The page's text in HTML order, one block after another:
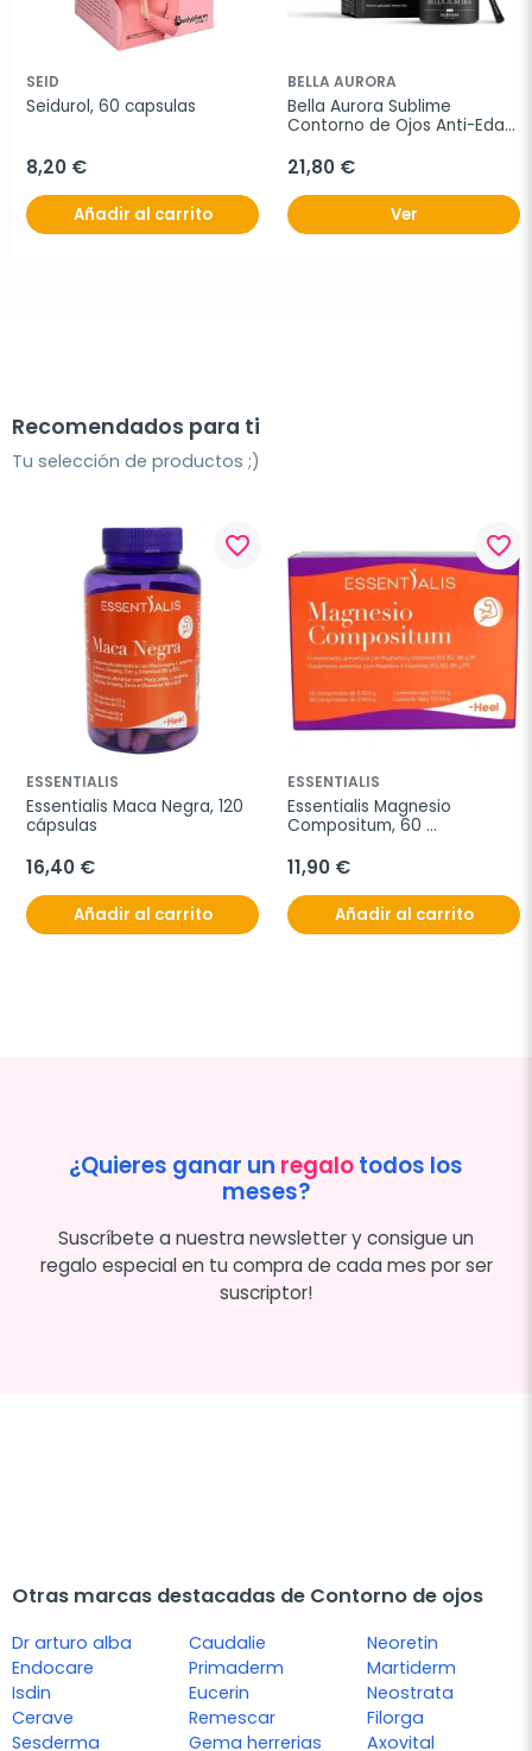
SEID
Seidurol, 60 capsulas
8,20 €
Añadir al carrito
BELLA AURORA
Bella Aurora Sublime
Contorno de Ojos Anti-Edad
21,80 €
Ver
Recomendados para ti
Tu selección de productos ;)
favorite_border
ESSENTIALIS
Essentialis Maca Negra, 120
cápsulas
16,40 €
Añadir al carrito
favorite_border
ESSENTIALIS
Essentialis Magnesio
Compositum, 60
11,90 €
Añadir al carrito
¿Quieres ganar un regalotodos los
meses?
Suscríbete a nuestra newsletter y consigue un
regalo especial en tu compra de cada mes por ser
suscriptor!
Otras marcas destacadas de Contorno de ojos
Dr arturo alba
Endocare
Isdin
Cerave
Sesderma
Caudalie
Primaderm
Eucerin
Remescar
Gema herrerias
Neoretin
Martiderm
Neostrata
Filorga
Axovital